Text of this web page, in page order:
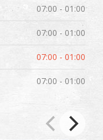
07:00 - 01:00
07:00 - 01:00
07:00 - 01:00
07:00 - 01:00